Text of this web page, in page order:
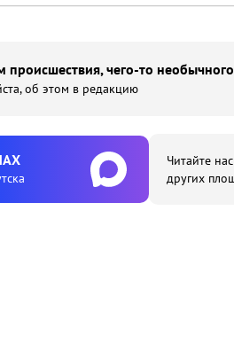
происшествия, чего-то
об этом в редакцию
Читайте
других